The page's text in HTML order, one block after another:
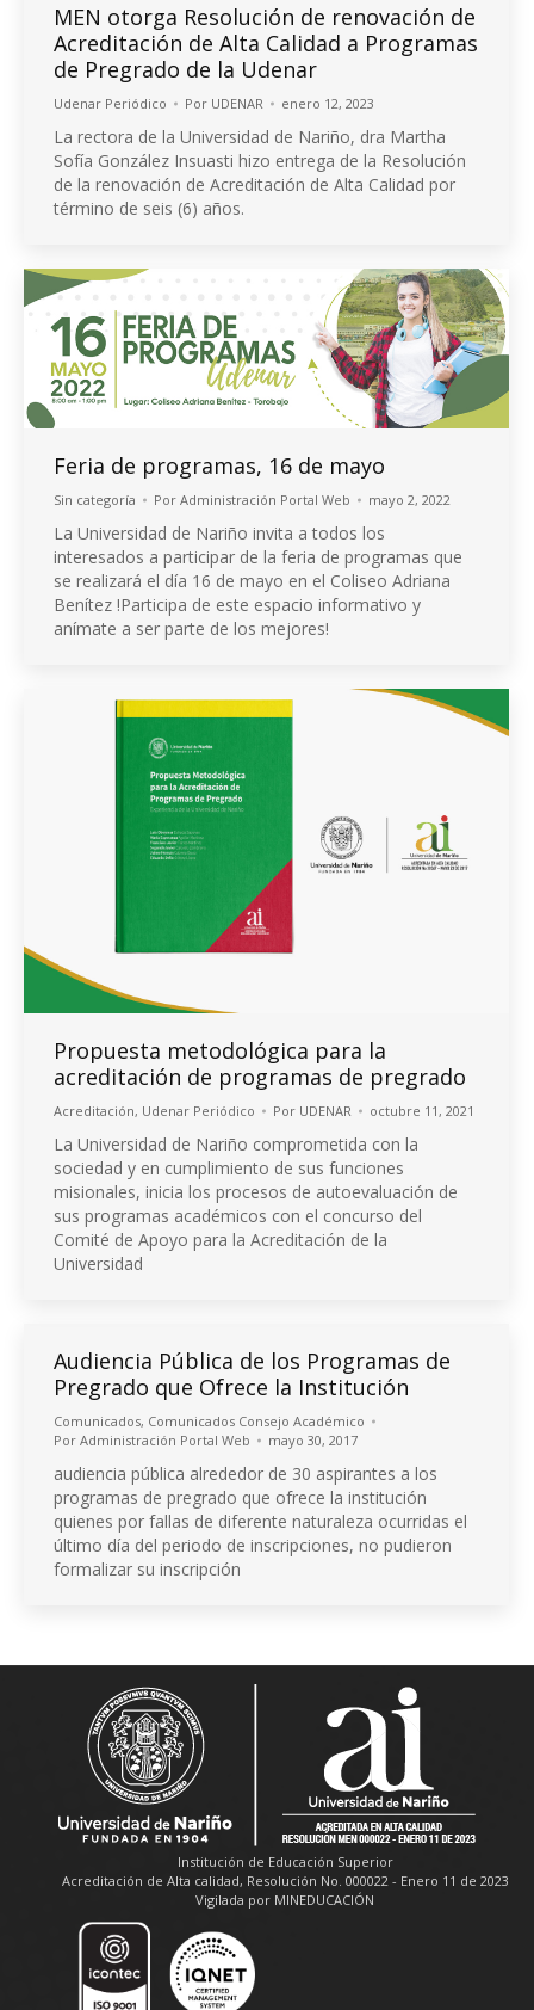
MEN otorga Resolución de renovación de
Acreditación de Alta Calidad a Programas
de Pregrado de la Udenar
Udenar Periódico Por UDENAR enero 12, 2023
La rectora de la Universidad de Nariño, dra Martha
Sofía González Insuasti hizo entrega de la Resolución
de la renovación de Acreditación de Alta Calidad por
término de seis (6) años.
Feria de programas, 16 de mayo
Sin categoría Por Administración Portal Web mayo 2, 2022
La Universidad de Nariño invita a todos los
interesados a participar de la feria de programas que
se realizará el día 16 de mayo en el Coliseo Adriana
Benítez !Participa de este espacio informativo y
anímate a ser parte de los mejores!
Propuesta metodológica para la
acreditación de programas de pregrado
Acreditación, Udenar Periódico Por UDENAR octubre 11, 2021
La Universidad de Nariño comprometida con la
sociedad y en cumplimiento de sus funciones
misionales, inicia los procesos de autoevaluación de
sus programas académicos con el concurso del
Comité de Apoyo para la Acreditación de la
Universidad
Audiencia Pública de los Programas de
Pregrado que Ofrece la Institución
Comunicados, Comunicados Consejo Académico
Por Administración Portal Web mayo 30, 2017
audiencia pública alrededor de 30 aspirantes a los
programas de pregrado que ofrece la institución
quienes por fallas de diferente naturaleza ocurridas el
último día del periodo de inscripciones, no pudieron
formalizar su inscripción
Institución de Educación Superior
Acreditación de Alta calidad, Resolución No. 000022 - Enero 11 de 2023
Vigilada por MINEDUCACIÓN